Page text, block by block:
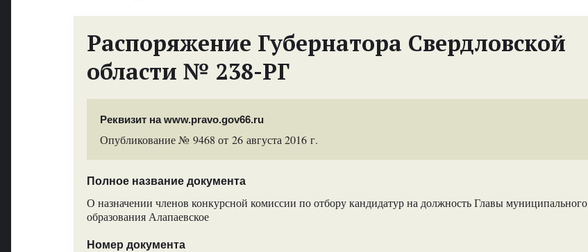
Распоряжение Губернатора Свердловской
области № 238-РГ
Реквизит на www.pravo.gov66.ru
Опубликование № 9468 от 26 августа 2016 г.
Полное название документа
О назначении членов конкурсной комиссии по отбору кандидатур на должность Главы муниципального
образования Алапаевское
Номер документа